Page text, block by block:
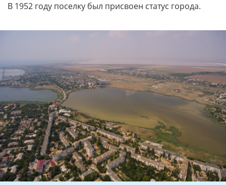
В 1952 году поселку был присвоен статус города.